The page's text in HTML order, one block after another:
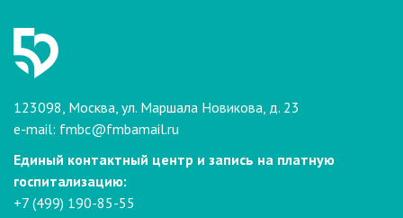
123098, Москва, ул. Маршала Новикова, д. 23
e-mail: fmbc@fmbamail.ru
Единый контактный центр и запись на платную
госпитализацию:
+7 (499) 190-85-55